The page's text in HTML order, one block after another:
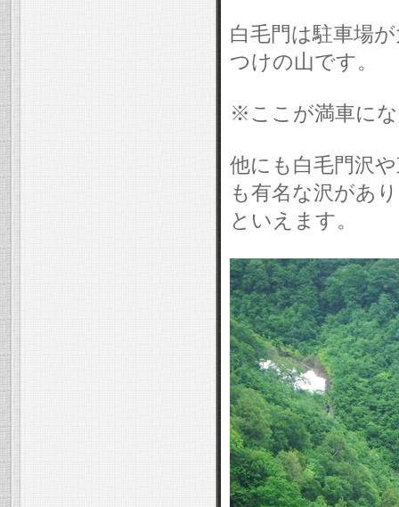
白毛門は駐車場
つけの山です。
※ここが満車に
他にも白毛門沢
も有名な沢があ
といえます。